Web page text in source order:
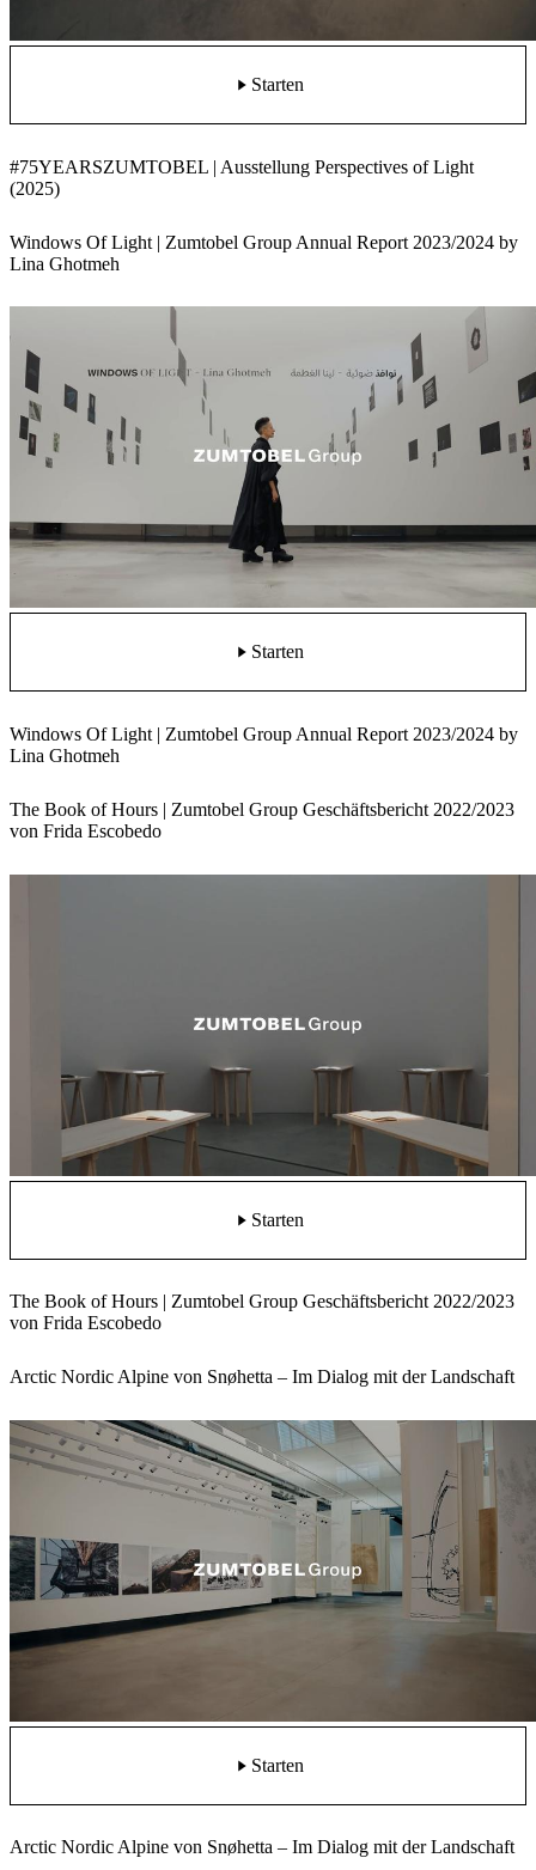
Starten
#75YEARSZUMTOBEL | Ausstellung Perspectives of Light
(2025)
Windows Of Light | Zumtobel Group Annual Report 2023/2024 by
Lina Ghotmeh
Starten
Windows Of Light | Zumtobel Group Annual Report 2023/2024 by
Lina Ghotmeh
The Book of Hours | Zumtobel Group Geschäftsbericht 2022/2023
von Frida Escobedo
Starten
The Book of Hours | Zumtobel Group Geschäftsbericht 2022/2023
von Frida Escobedo
Arctic Nordic Alpine von Snøhetta – Im Dialog mit der Landschaft
Starten
Arctic Nordic Alpine von Snøhetta – Im Dialog mit der Landschaft